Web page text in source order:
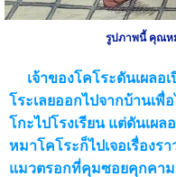
รูปภาพนี้ คุณห
เจ้าของโคโระดันเผลอเ
โระเลยออกไปจากบ้านเ
โกะไปโรงเรียน แต่ดันเผ
หมาโคโระก็ไปเจอเรื่องร
แมวตรอกที่คุมซอยคุกคาม